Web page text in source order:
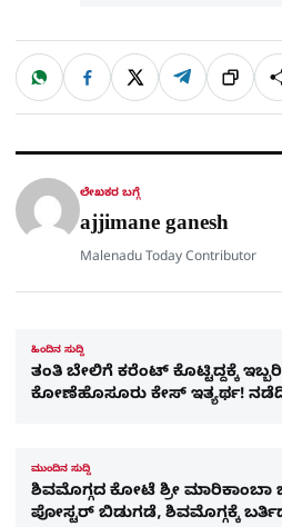
ಹಂಚಿಕೊಳ್ಳಿ
W
a
t
p
p
F
c
e
o
k
X T
l
e
a
m
ಲಿಂ
ಕ್
ಲೇಖಕರ ಬಗ್ಗೆ
ajjimane ganesh
Malenadu Today Contributor
ಹಿಂದಿನ ಸುದ್ದಿ
ತಂತಿ ಬೇಲಿಗೆ ಕರೆಂಟ್ ಕೊಟ್ಟಿದ್ದಕ್ಕೆ
ಕೋಣೆಹೊಸೂರು ಕೇಸ್ ಇತ್ಯರ್ಥ!
ಮುಂದಿನ ಸುದ್ದಿ
ಶಿವಮೊಗ್ಗದ ಕೋಟೆ ಶ್ರೀ ಮಾರಿಕಾಂಬಾ
ಪೋಸ್ಟರ್ ಬಿಡುಗಡೆ, ಶಿವಮೊಗ್ಗಕ್ಕೆ